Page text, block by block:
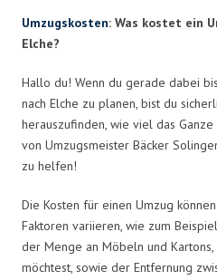
Umzugskosten: Was kostet ein
Elche?
Hallo du! Wenn du gerade dabei
nach Elche zu planen, bist du
herauszufinden, wie viel das
von Umzugsmeister Bäcker
zu helfen!
Die Kosten für einen Umzug
Faktoren variieren, wie zum
der Menge an Möbeln und
möchtest, sowie der Entfernung